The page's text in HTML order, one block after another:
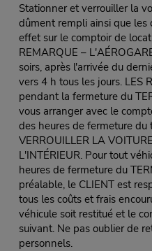
Stationner et verrouiller la
dûment rempli ainsi que les
effet sur le comptoir de
REMARQUE –
soirs, après l'arrivée du
vers 4 h tous les jours. LES
pendant la fermeture du
vous arranger avec le
des heures de fermeture du
VERROUILLER LA
L'INTÉRIEUR. Pour tout
heures de fermeture du
préalable, le CLIENT est
tous les coûts et frais
véhicule soit restitué et le
suivant. Ne pas oublier de
personnels.